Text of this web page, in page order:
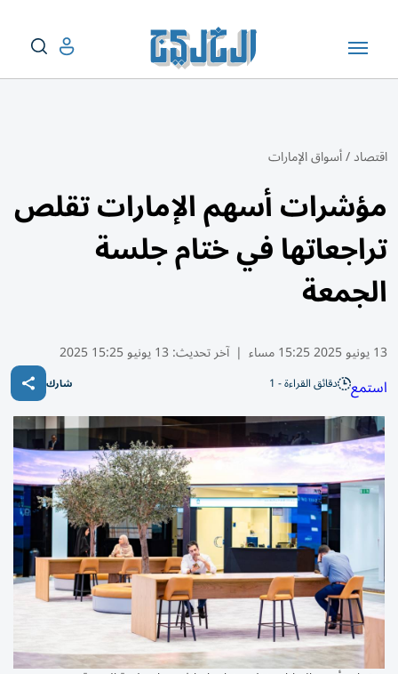
اقتصاد/أسواق الإمارات
مؤشرات أسهم الإمارات تقلص
تراجعاتها في ختام جلسة
الجمعة
13 يونيو 2025 15:25 مساء | آخر تحديث: 13 يونيو 15:25 2025
استمع دقائق القراءة - 1 شارك